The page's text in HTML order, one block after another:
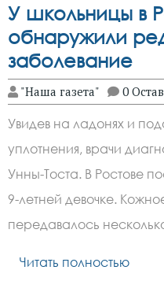
У школьницы в
обнаружили
заболевание
"Наша газета" 0
Увидев на ладонях и
уплотнения, врачи
Унны-Тоста. В Ростове
9-летней девочке.
передавалось
Читать полностью